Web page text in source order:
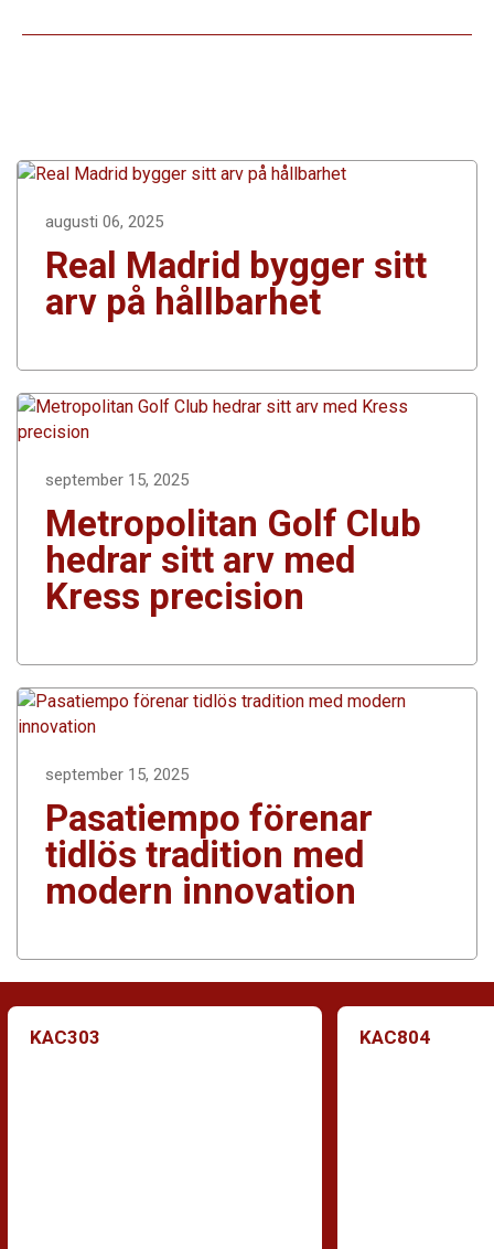
augusti 06, 2025
Real Madrid bygger sitt
arv på hållbarhet
september 15, 2025
Metropolitan Golf Club
hedrar sitt arv med
Kress precision
september 15, 2025
Pasatiempo förenar
tidlös tradition med
modern innovation
KAC303 KAC804